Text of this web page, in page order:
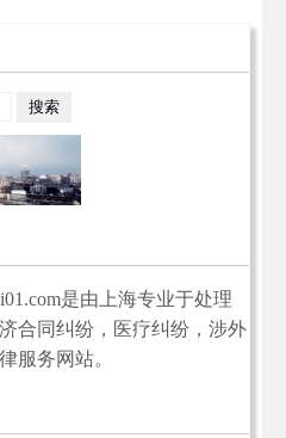
是由上海专业于处理
合同纠纷，医疗纠纷，涉外
服务网站。